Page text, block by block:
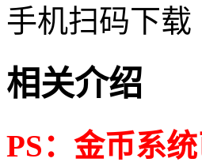
手机扫码下载
相关介绍
PS：金币系